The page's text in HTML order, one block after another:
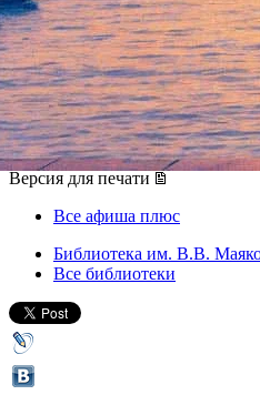
«Октябрьские
Полозкова,
Пиотровский,
31 октября 2015, суббота,15.00
Версия для печати
Все афиша плюс
Библиотека им. В.В.
Все библиотеки